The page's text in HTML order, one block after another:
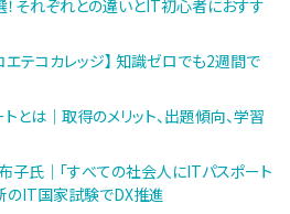
それぞれとの違いとIT初心者におすす
テコカレッジ】 知識ゼロでも2週間で
とは｜取得のメリット、出題傾向、学習
子氏｜「すべての社会人にITパスポート
のIT国家試験でDX推進